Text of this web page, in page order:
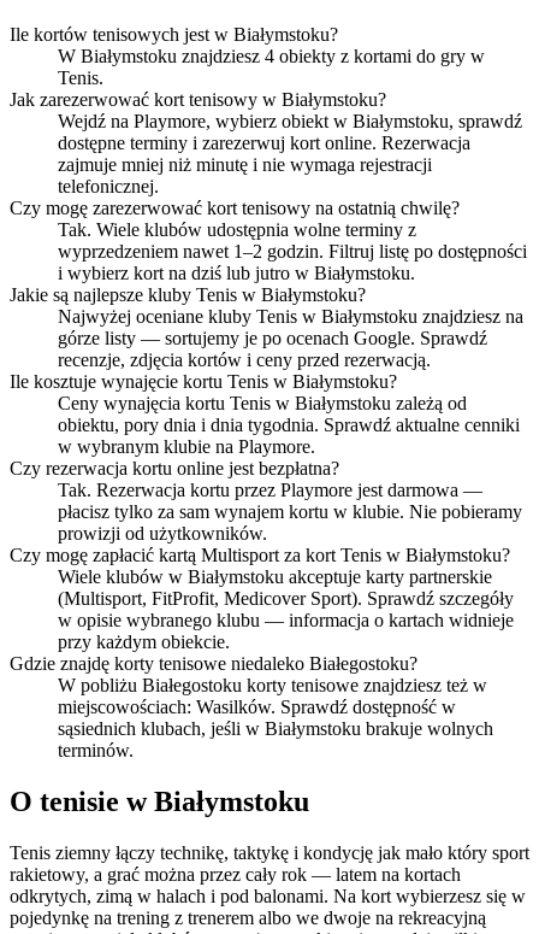
Ile kortów tenisowych jest w Białymstoku?
W Białymstoku znajdziesz 4 obiekty z kortami do gry w
Tenis.
Jak zarezerwować kort tenisowy w Białymstoku?
Wejdź na Playmore, wybierz obiekt w Białymstoku, sprawdź
dostępne terminy i zarezerwuj kort online. Rezerwacja
zajmuje mniej niż minutę i nie wymaga rejestracji
telefonicznej.
Czy mogę zarezerwować kort tenisowy na ostatnią chwilę?
Tak. Wiele klubów udostępnia wolne terminy z
wyprzedzeniem nawet 1–2 godzin. Filtruj listę po dostępności
i wybierz kort na dziś lub jutro w Białymstoku.
Jakie są najlepsze kluby Tenis w Białymstoku?
Najwyżej oceniane kluby Tenis w Białymstoku znajdziesz na
górze listy — sortujemy je po ocenach Google. Sprawdź
recenzje, zdjęcia kortów i ceny przed rezerwacją.
Ile kosztuje wynajęcie kortu Tenis w Białymstoku?
Ceny wynajęcia kortu Tenis w Białymstoku zależą od
obiektu, pory dnia i dnia tygodnia. Sprawdź aktualne cenniki
w wybranym klubie na Playmore.
Czy rezerwacja kortu online jest bezpłatna?
Tak. Rezerwacja kortu przez Playmore jest darmowa —
płacisz tylko za sam wynajem kortu w klubie. Nie pobieramy
prowizji od użytkowników.
Czy mogę zapłacić kartą Multisport za kort Tenis w Białymstoku?
Wiele klubów w Białymstoku akceptuje karty partnerskie
(Multisport, FitProfit, Medicover Sport). Sprawdź szczegóły
w opisie wybranego klubu — informacja o kartach widnieje
przy każdym obiekcie.
Gdzie znajdę korty tenisowe niedaleko Białegostoku?
W pobliżu Białegostoku korty tenisowe znajdziesz też w
miejscowościach: Wasilków. Sprawdź dostępność w
sąsiednich klubach, jeśli w Białymstoku brakuje wolnych
terminów.
O tenisie w Białymstoku
Tenis ziemny łączy technikę, taktykę i kondycję jak mało który sport
rakietowy, a grać można przez cały rok — latem na kortach
odkrytych, zimą w halach i pod balonami. Na kort wybierzesz się w
pojedynkę na trening z trenerem albo we dwoje na rekreacyjną